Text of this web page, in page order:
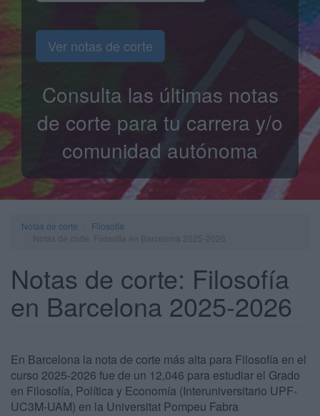
Ver notas de corte
Consulta las últimas notas
de corte para tu carrera y/o
comunidad autónoma
Notas de corte
Filosofía
Notas de corte: Filosofía
en Barcelona 2025-2026
En Barcelona la nota de corte más alta para Filosofía en el
curso 2025-2026 fue de un 12,046 para estudiar el Grado
en Filosofía, Política y Economía (Interuniversitario UPF-
UC3M-UAM) en la Universitat Pompeu Fabra